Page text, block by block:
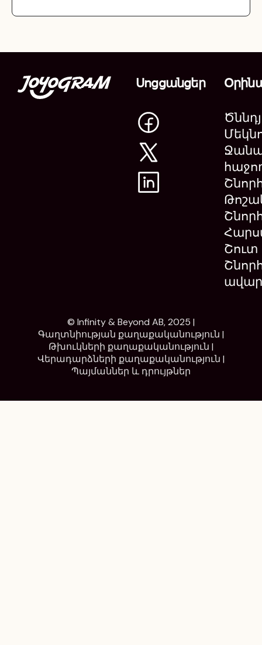
Սոցցանցեր
Շուտ
© Infinity & Beyond AB, 2025 |
Գաղտնիության քաղաքականություն |
Թխուկների քաղաքականություն |
Վերադարձների քաղաքականություն |
Պայմաններ և դրույթներ